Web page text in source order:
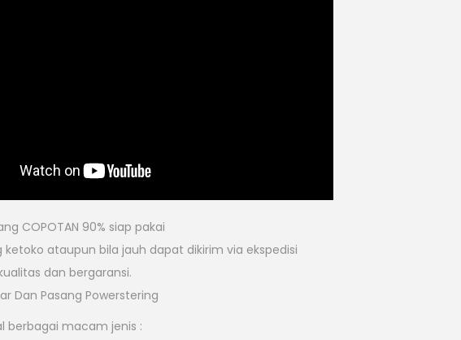
COPOTAN 90% siap pakai
ketoko ataupun bila jauh dapat dikirim via ekspedisi
dan bergaransi.
Dan Pasang Powerstering
berbagai macam jenis :